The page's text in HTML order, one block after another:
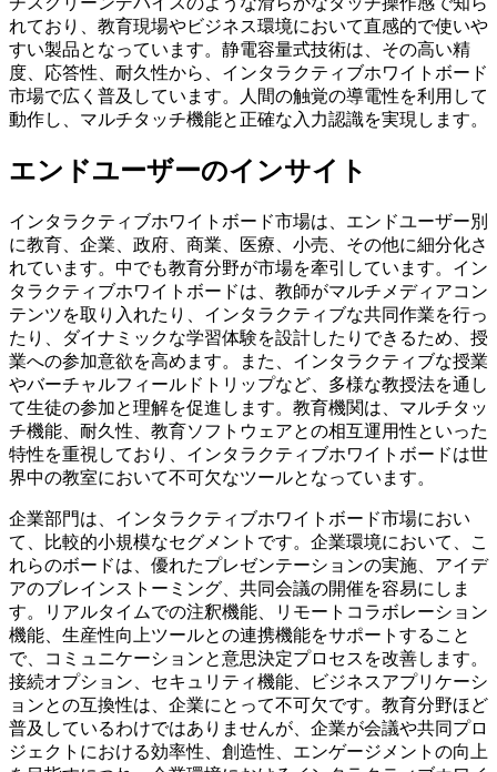
れており、教育現場やビジネス環境において直感的で使いや
すい製品となっています。静電容量式技術は、その高い精
度、応答性、耐久性から、インタラクティブホワイトボード
市場で広く普及しています。人間の触覚の導電性を利用して
動作し、マルチタッチ機能と正確な入力認識を実現します。
エンドユーザーのインサイト
インタラクティブホワイトボード市場は、エンドユーザー別
に教育、企業、政府、商業、医療、小売、その他に細分化さ
れています。中でも教育分野が市場を牽引しています。イン
タラクティブホワイトボードは、教師がマルチメディアコン
テンツを取り入れたり、インタラクティブな共同作業を行っ
たり、ダイナミックな学習体験を設計したりできるため、授
業への参加意欲を高めます。また、インタラクティブな授業
やバーチャルフィールドトリップなど、多様な教授法を通し
て生徒の参加と理解を促進します。教育機関は、マルチタッ
チ機能、耐久性、教育ソフトウェアとの相互運用性といった
特性を重視しており、インタラクティブホワイトボードは世
界中の教室において不可欠なツールとなっています。
企業部門は、インタラクティブホワイトボード市場におい
て、比較的小規模なセグメントです。企業環境において、こ
れらのボードは、優れたプレゼンテーションの実施、アイデ
アのブレインストーミング、共同会議の開催を容易にしま
す。リアルタイムでの注釈機能、リモートコラボレーション
機能、生産性向上ツールとの連携機能をサポートすること
で、コミュニケーションと意思決定プロセスを改善します。
接続オプション、セキュリティ機能、ビジネスアプリケーシ
ョンとの互換性は、企業にとって不可欠です。教育分野ほど
普及しているわけではありませんが、企業が会議や共同プロ
ジェクトにおける効率性、創造性、エンゲージメントの向上